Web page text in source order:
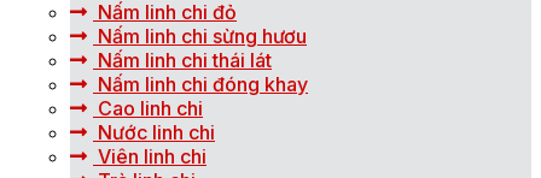
Nấm linh chi đỏ
Nấm linh chi sừng hươu
Nấm linh chi thái lát
Nấm linh chi đóng khay
Cao linh chi
Nước linh chi
Viên linh chi